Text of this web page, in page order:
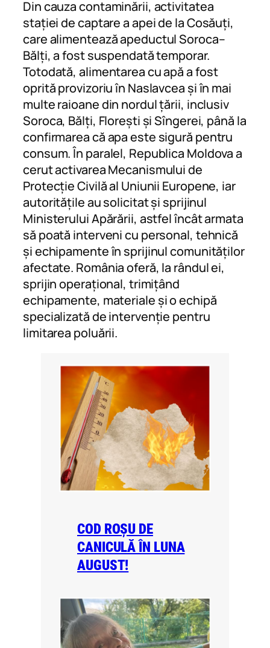
Din cauza contaminării, activitatea
stației de captare a apei de la Cosăuți,
care alimentează apeductul Soroca–
Bălți, a fost suspendată temporar.
Totodată, alimentarea cu apă a fost
oprită provizoriu în Naslavcea și în mai
multe raioane din nordul țării, inclusiv
Soroca, Bălți, Florești și Sîngerei, până la
confirmarea că apa este sigură pentru
consum. În paralel, Republica Moldova a
cerut activarea Mecanismului de
Protecție Civilă al Uniunii Europene, iar
autoritățile au solicitat și sprijinul
Ministerului Apărării, astfel încât armata
să poată interveni cu personal, tehnică
și echipamente în sprijinul comunităților
afectate. România oferă, la rândul ei,
sprijin operațional, trimițând
echipamente, materiale și o echipă
specializată de intervenție pentru
limitarea poluării.
COD ROȘU DE
CANICULĂ ÎN LUNA
AUGUST!